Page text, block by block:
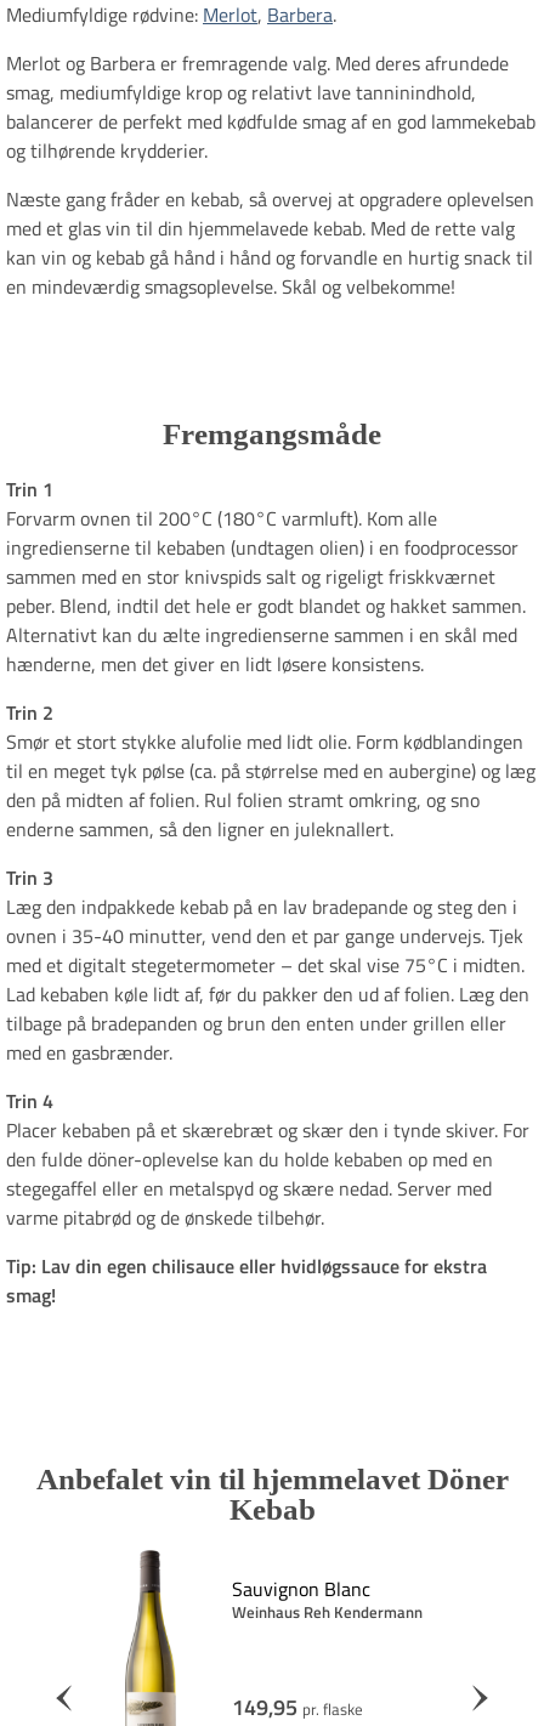
Mediumfyldige rødvine: Merlot, Barbera.
Merlot og Barbera er fremragende valg. Med deres afrundede
smag, mediumfyldige krop og relativt lave tanninindhold,
balancerer de perfekt med kødfulde smag af en god lammekebab
og tilhørende krydderier.
Næste gang fråder en kebab, så overvej at opgradere oplevelsen
med et glas vin til din hjemmelavede kebab. Med de rette valg
kan vin og kebab gå hånd i hånd og forvandle en hurtig snack til
en mindeværdig smagsoplevelse. Skål og velbekomme!
Fremgangsmåde
Trin 1
Forvarm ovnen til 200°C (180°C varmluft). Kom alle
ingredienserne til kebaben (undtagen olien) i en foodprocessor
sammen med en stor knivspids salt og rigeligt friskkværnet
peber. Blend, indtil det hele er godt blandet og hakket sammen.
Alternativt kan du ælte ingredienserne sammen i en skål med
hænderne, men det giver en lidt løsere konsistens.
Trin 2
Smør et stort stykke alufolie med lidt olie. Form kødblandingen
til en meget tyk pølse (ca. på størrelse med en aubergine) og læg
den på midten af folien. Rul folien stramt omkring, og sno
enderne sammen, så den ligner en juleknallert.
Trin 3
Læg den indpakkede kebab på en lav bradepande og steg den i
ovnen i 35-40 minutter, vend den et par gange undervejs. Tjek
med et digitalt stegetermometer – det skal vise 75°C i midten.
Lad kebaben køle lidt af, før du pakker den ud af folien. Læg den
tilbage på bradepanden og brun den enten under grillen eller
med en gasbrænder.
Trin 4
Placer kebaben på et skærebræt og skær den i tynde skiver. For
den fulde döner-oplevelse kan du holde kebaben op med en
stegegaffel eller en metalspyd og skære nedad. Server med
varme pitabrød og de ønskede tilbehør.
Tip: Lav din egen chilisauce eller hvidløgssauce for ekstra
smag!
Anbefalet vin til hjemmelavet Döner
Kebab
Sauvignon Blanc
Weinhaus Reh Kendermann
149,95 pr. flaske